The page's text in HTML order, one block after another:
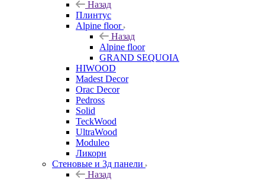
Назад
Плинтус
Alpine floor
Назад
Alpine floor
GRAND SEQUOIA
HIWOOD
Madest Decor
Orac Decor
Pedross
Solid
TeckWood
UltraWood
Moduleo
Ликорн
Стеновые и 3д панели
Назад